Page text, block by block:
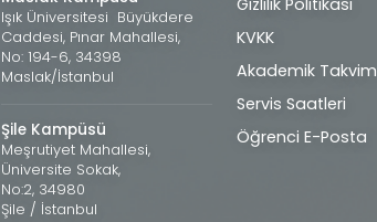
Işık Üniversitesi Büyükdere
Caddesi, Pınar Mahallesi,
No: 194-6, 34398
Maslak/İstanbul
Şile Kampüsü
Meşrutiyet Mahallesi,
Üniversite Sokak,
No:2, 34980
Şile / İstanbul
Alt
bilgi
Gizlilik Politikası
KVKK
Akademik Takvim
Servis Saatleri
Öğrenci E-Posta